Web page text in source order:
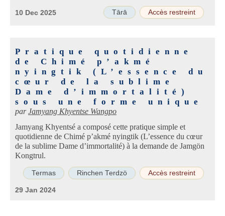
Tārā Accès restreint
10 Dec 2025
Pratique quotidienne
de Chimé p’akmé
nyingtik (L’essence du
cœur de la sublime
Dame d’immortalité)
sous une forme unique
parJamyang Khyentse Wangpo
Jamyang Khyentsé a composé cette pratique simple et
quotidienne de Chimé p’akmé nyingtik (L’essence du cœur
de la sublime Dame d’immortalité) à la demande de Jamgön
Kongtrul.
Termas Rinchen Terdzö Accès restreint
29 Jan 2024